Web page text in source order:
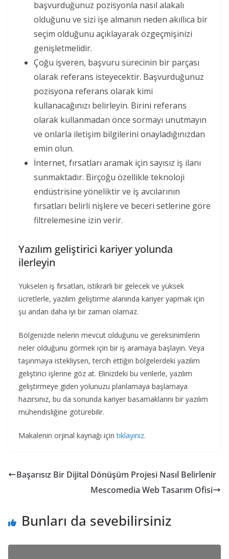
başvurduğunuz pozisyonla nasıl alakalı
olduğunu ve sizi işe almanın neden akıllıca bir
seçim olduğunu açıklayarak özgeçmişinizi
genişletmelidir.
Çoğu işveren, başvuru sürecinin bir parçası
olarak referans isteyecektir. Başvurduğunuz
pozisyona referans olarak kimi
kullanacağınızı belirleyin. Birini referans
olarak kullanmadan önce sormayı unutmayın
ve onlarla iletişim bilgilerini onayladığınızdan
emin olun.
İnternet, fırsatları aramak için sayısız iş ilanı
sunmaktadır. Birçoğu özellikle teknoloji
endüstrisine yöneliktir ve iş avcılarının
fırsatları belirli nişlere ve beceri setlerine göre
filtrelemesine izin verir.
Yazılım geliştirici kariyer yolunda
ilerleyin
Yükselen iş fırsatları, istikrarlı bir gelecek ve yüksek
ücretlerle, yazılım geliştirme alanında kariyer yapmak için
şu andan daha iyi bir zaman olamaz.
Bölgenizde nelerin mevcut olduğunu ve gereksinimlerin
neler olduğunu görmek için bir iş aramaya başlayın. Veya
taşınmaya istekliysen, tercih ettiğin bölgelerdeki yazılım
geliştirici işlerine göz at. Elinizdeki bu verilerle, yazılım
geliştirmeye giden yolunuzu planlamaya başlamaya
hazırsınız, bu da sonunda kariyer basamaklarını bir yazılım
mühendisliğine götürebilir.
Makalenin orjinal kaynağı içintıklayınız.
Başarısız Bir Dijital Dönüşüm Projesi Nasıl Belirlenir
Mescomedia Web Tasarım Ofisi
Bunları da sevebilirsiniz